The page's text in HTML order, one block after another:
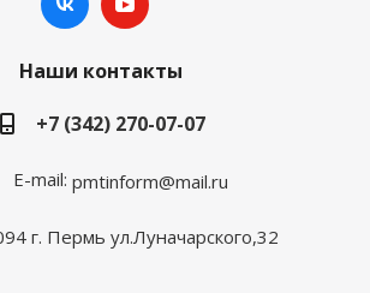
Наши контакты
+7 (342) 270-07-07
E-mail: pmtinform@mail.ru
г. Пермь ул.Луначарского,32